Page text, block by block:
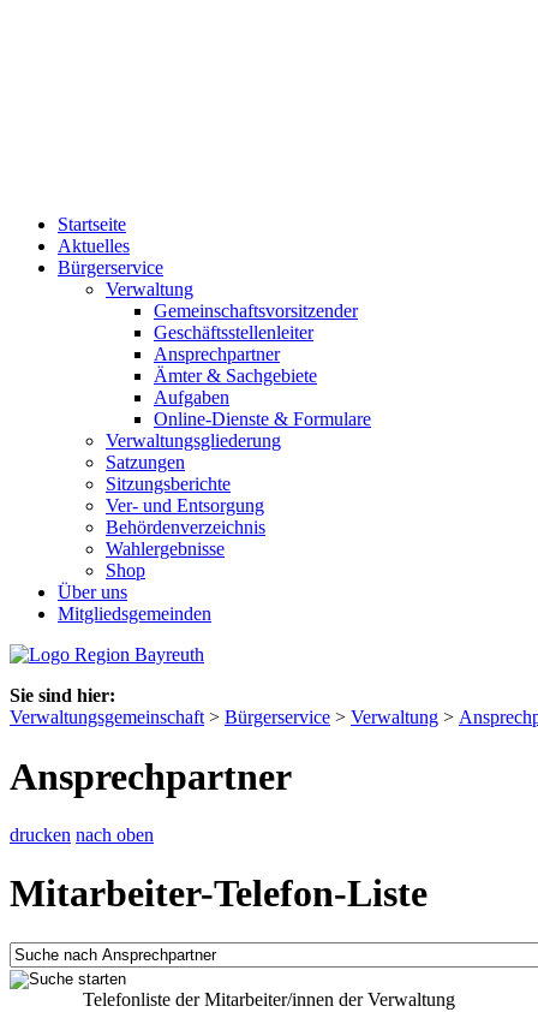
Startseite
Aktuelles
Bürgerservice
Verwaltung
Gemeinschaftsvorsitzender
Geschäftsstellenleiter
Ansprechpartner
Ämter & Sachgebiete
Aufgaben
Online-Dienste & Formulare
Verwaltungsgliederung
Satzungen
Sitzungsberichte
Ver- und Entsorgung
Behördenverzeichnis
Wahlergebnisse
Shop
Über uns
Mitgliedsgemeinden
Sie sind hier:
Verwaltungsgemeinschaft > Bürgerservice > Verwaltung >
Ansprechpartner
drucken nach oben
Mitarbeiter-Telefon-Liste
Telefonliste der Mitarbeiter/innen der Verwaltung